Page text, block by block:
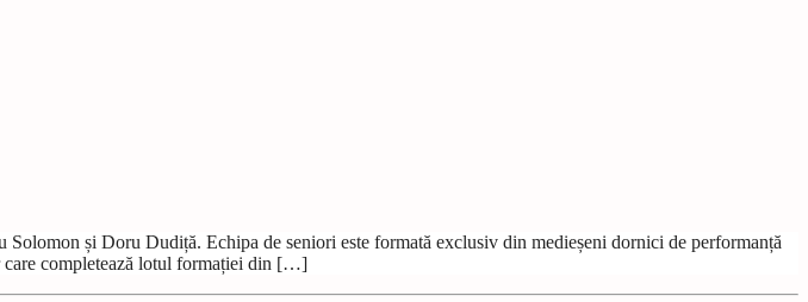
și Doru Dudiță. Echipa de seniori este formată exclusiv din medieșeni dornici de performanță
care completează lotul formației din […]